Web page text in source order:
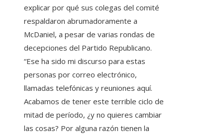
explicar por qué sus colegas del comité
respaldaron abrumadoramente a
McDaniel, a pesar de varias rondas de
decepciones del Partido Republicano.
“Ese ha sido mi discurso para estas
personas por correo electrónico,
llamadas telefónicas y reuniones aquí.
Acabamos de tener este terrible ciclo de
mitad de período, ¿y no quieres cambiar
las cosas? Por alguna razón tienen la